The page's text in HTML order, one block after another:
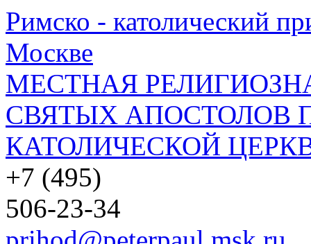
Римско - католический
Москве
МЕСТНАЯ
СВЯТЫХ АПОСТОЛОВ
КАТОЛИЧЕСКОЙ
+7 (495)
506-23-34